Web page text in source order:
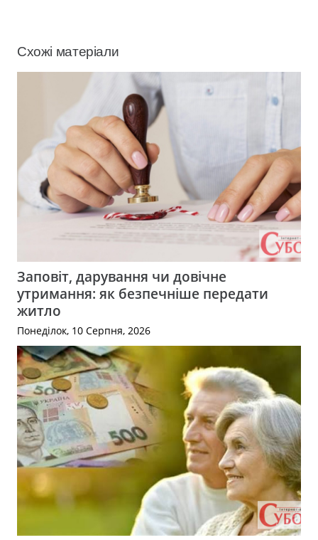
Схожі матеріали
Заповіт, дарування чи довічне
утримання: як безпечніше передати
житло
Понеділок, 10 Серпня, 2026